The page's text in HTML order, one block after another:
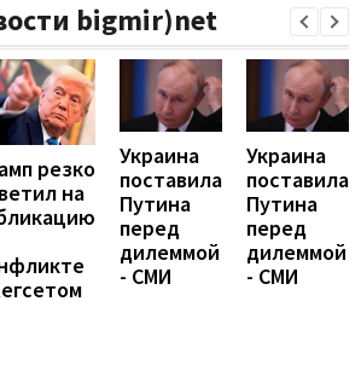
bigmir)net
резко
на
Украина
поставила
Путина
перед
дилеммой
- СМИ
Украина
поставила
Путина
перед
дилеммой
- СМИ